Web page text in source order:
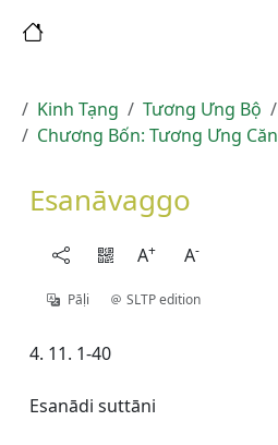
Kinh Tạng Tương Ưng Bộ
Chương Bốn: Tương Ưng Căn
Esanāvaggo
A+ A-
Pāḷi SLTP edition
4. 11. 1-40
Esanādi suttāni